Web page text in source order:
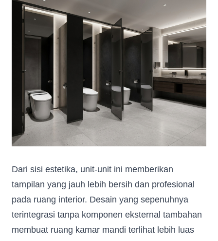
Dari sisi estetika, unit-unit ini memberikan
tampilan yang jauh lebih bersih dan profesional
pada ruang interior. Desain yang sepenuhnya
terintegrasi tanpa komponen eksternal tambahan
membuat ruang kamar mandi terlihat lebih luas